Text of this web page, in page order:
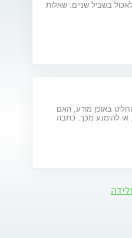
בשביל שניים. שאלות
באופן מודע, האם
או להימנע מכך. כתבה